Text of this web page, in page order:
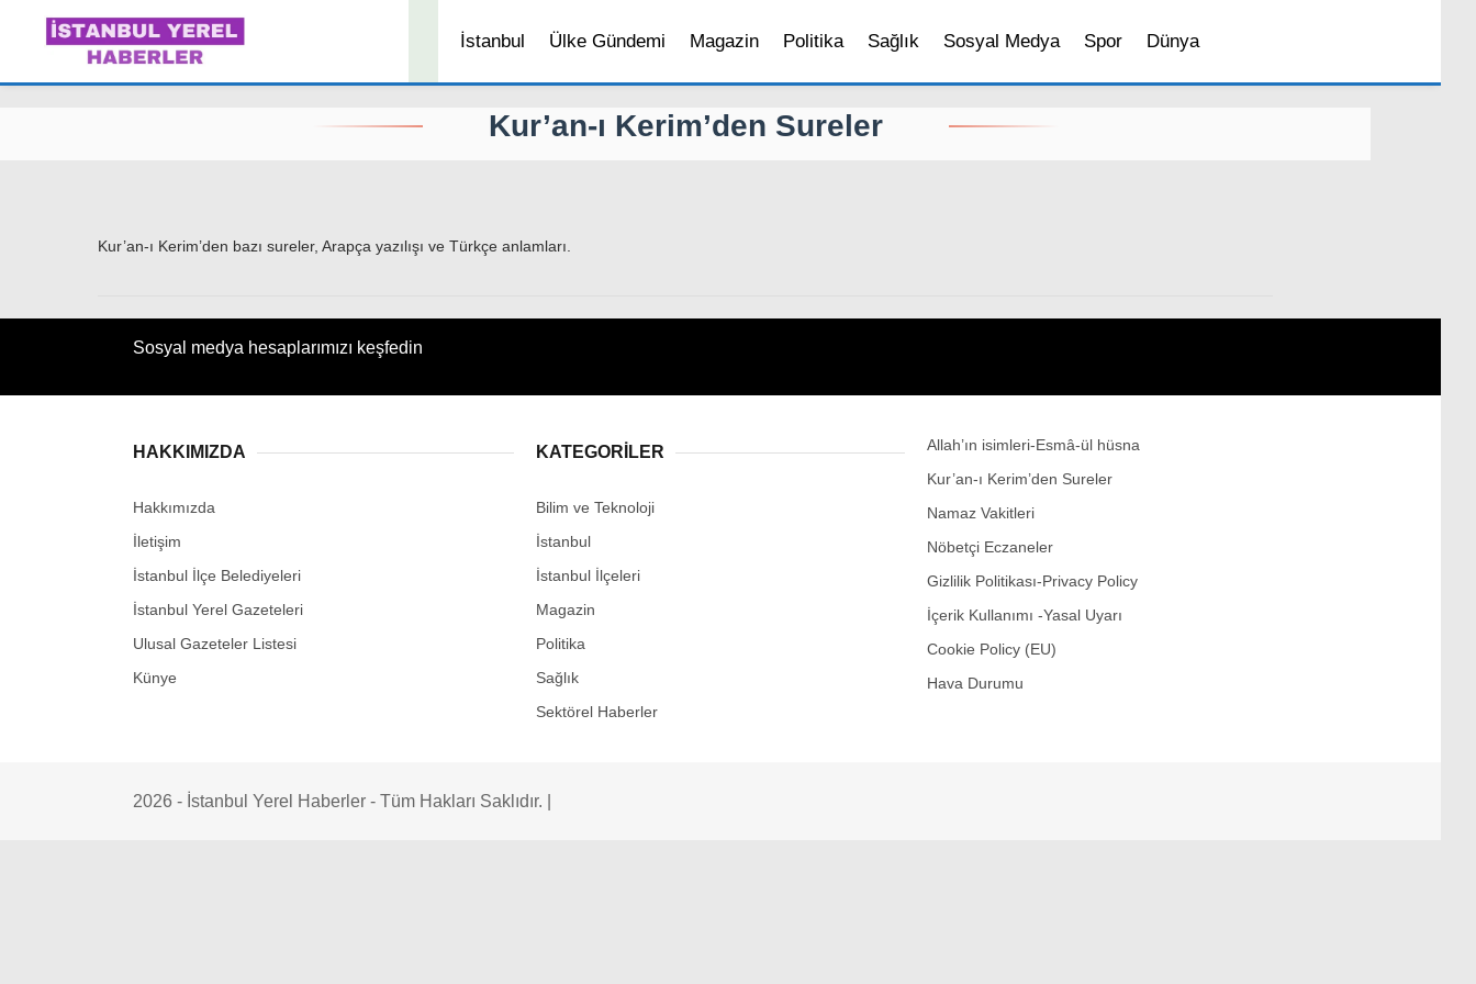
Sosyal Medya
İstanbul Ülke Gündemi Magazin Politika Sağlık Sosyal Medya Spor Dünya
Kur’an-ı Kerim’den Sureler
1 2 3 4 5 6
Kur’an-ı Kerim’den bazı sureler, Arapça yazılışı ve Türkçe anlamları.
Sosyal medya hesaplarımızı keşfedin
HAKKIMIZDA
Hakkımızda
İletişim
İstanbul İlçe Belediyeleri
İstanbul Yerel Gazeteleri
Ulusal Gazeteler Listesi
Künye
KATEGORİLER
Bilim ve Teknoloji
İstanbul
İstanbul İlçeleri
Magazin
Politika
Sağlık
Sektörel Haberler
Allah’ın isimleri-Esmâ-ül hüsna
Kur’an-ı Kerim’den Sureler
Namaz Vakitleri
Nöbetçi Eczaneler
Gizlilik Politikası-Privacy Policy
İçerik Kullanımı -Yasal Uyarı
Cookie Policy (EU)
Hava Durumu
2026 - İstanbul Yerel Haberler - Tüm Hakları Saklıdır. |